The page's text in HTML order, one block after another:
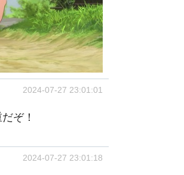
2024-07-27 23:01:01
ぞ！
2024-07-27 23:01:18